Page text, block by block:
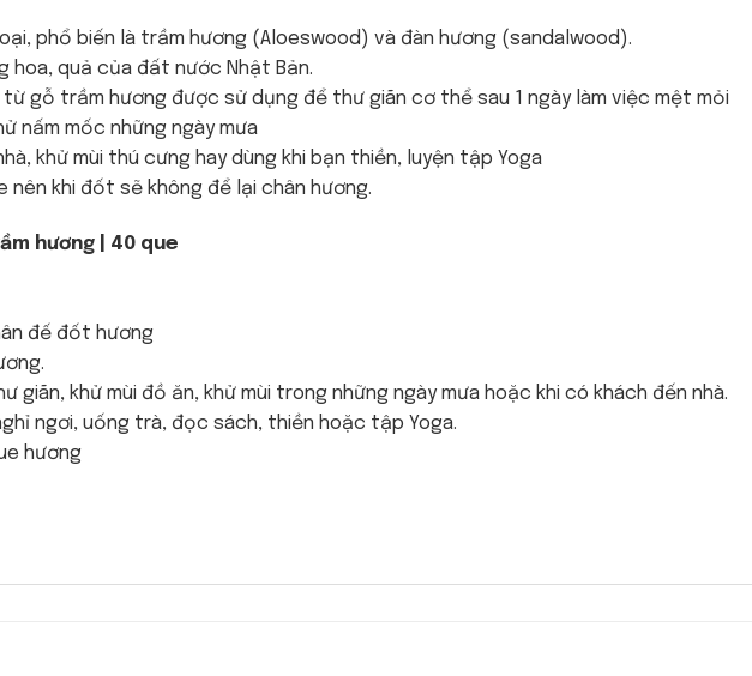
phổ biến là trầm hương (Aloeswood) và đàn hương (sandalwood).
hoa, quả của đất nước Nhật Bản.
gỗ trầm hương được sử dụng để thư giãn cơ thể sau 1 ngày làm việc mệt mỏi
nấm mốc những ngày mưa
khử mùi thú cưng hay dùng khi bạn thiền, luyện tập Yoga
khi đốt sẽ không để lại chân hương.
hương | 40 que
đế đốt hương
giãn, khử mùi đồ ăn, khử mùi trong những ngày mưa hoặc khi có khách đến nhà.
ngơi, uống trà, đọc sách, thiền hoặc tập Yoga.
hương